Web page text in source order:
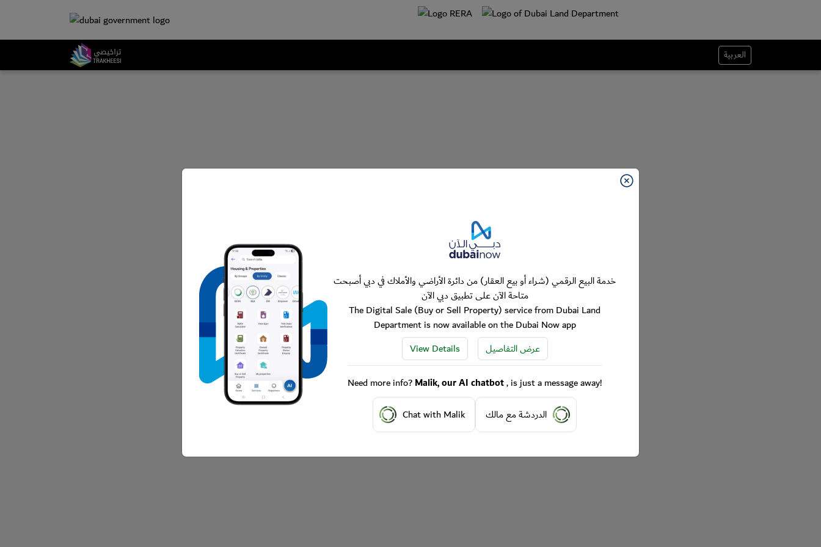
العربية
خدمة البيع الرقمي (شراء أو بيع العقار) من دائرة الأراضي والأملاك في دبي أصبحت
متاحة الآن على تطبيق دبي الآن
The Digital Sale (Buy or Sell Property) service from Dubai Land
Department is now available on the Dubai Now app
View Details
عرض التفاصيل
Need more info?Malik, our AI chatbot, is just a message away!
Chat with Malik
الدردشة مع مالك